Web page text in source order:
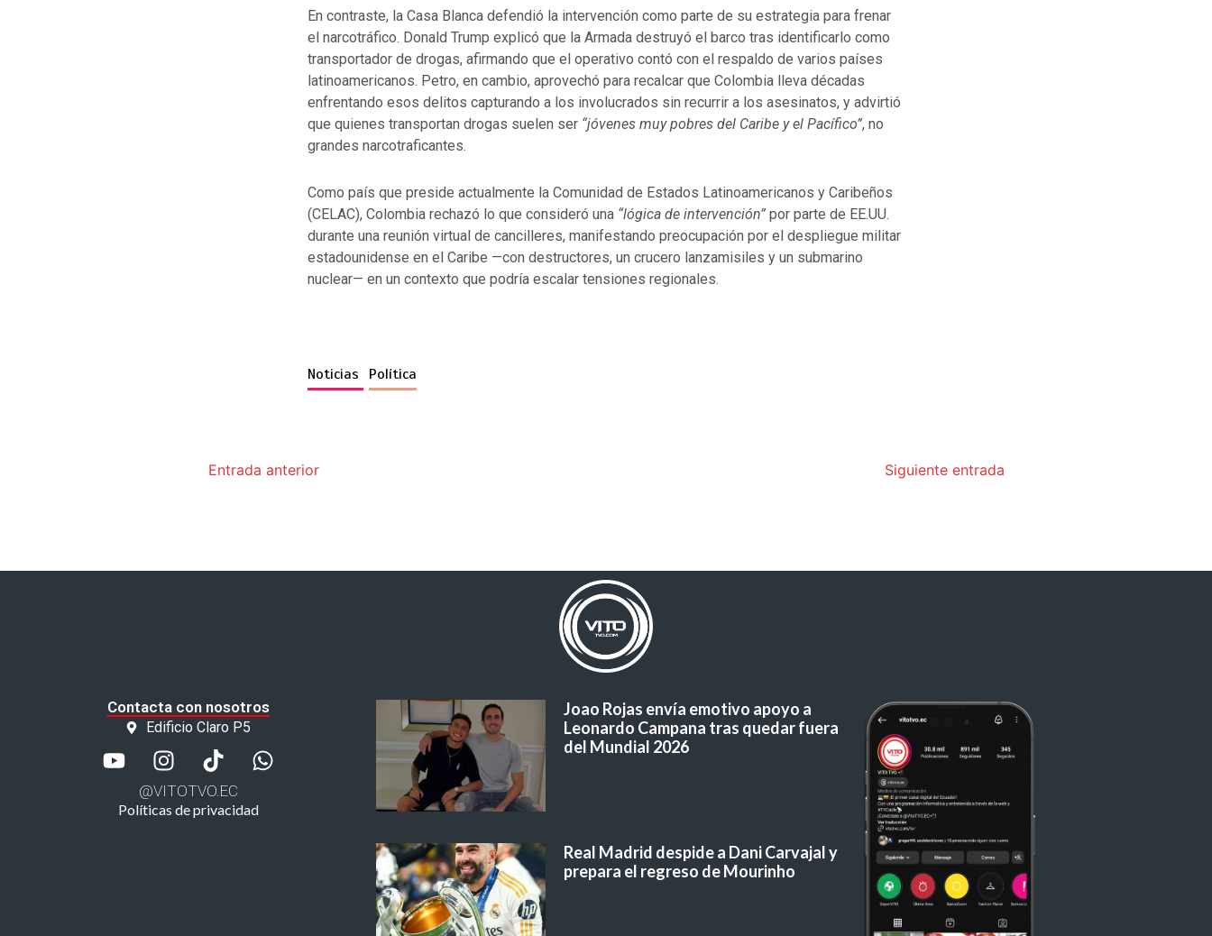
En contraste, la Casa Blanca defendió la intervención como parte de su estrategia para frenar
el narcotráfico. Donald Trump explicó que la Armada destruyó el barco tras identificarlo como
transportador de drogas, afirmando que el operativo contó con el respaldo de varios países
latinoamericanos. Petro, en cambio, aprovechó para recalcar que Colombia lleva décadas
enfrentando esos delitos capturando a los involucrados sin recurrir a los asesinatos, y advirtió
que quienes transportan drogas suelen ser “jóvenes muy pobres del Caribe y el Pacífico”, no
grandes narcotraficantes.
Como país que preside actualmente la Comunidad de Estados Latinoamericanos y Caribeños
(CELAC), Colombia rechazó lo que consideró una “lógica de intervención”por parte de EE.UU.
durante una reunión virtual de cancilleres, manifestando preocupación por el despliegue militar
estadounidense en el Caribe —con destructores, un crucero lanzamisiles y un submarino
nuclear— en un contexto que podría escalar tensiones regionales.
Noticias Política
Entrada anterior Siguiente entrada
Contacta con nosotros
Edificio Claro P5
@VITOTVO.EC
Políticas de privacidad
Joao Rojas envía emotivo apoyo a
Leonardo Campana tras quedar fuera
del Mundial 2026
Real Madrid despide a Dani Carvajal y
prepara el regreso de Mourinho